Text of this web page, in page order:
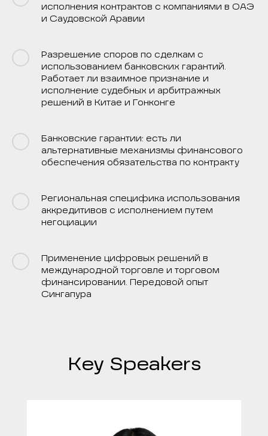
исполнения контрактов с компаниями в ОАЭ
и Саудовской Аравии
Разрешение споров по сделкам с
использованием банковских гарантий.
Работает ли взаимное признание и
исполнение судебных и арбитражных
решений в Китае и Гонконге
Банковские гарантии: есть ли
альтернативные механизмы финансового
обеспечения обязательства по контракту
Региональная специфика использования
аккредитивов с исполнением путем
негоциации
Применение цифровых решений в
международной торговле и торговом
финансировании. Передовой опыт
Сингапура
Key Speakers